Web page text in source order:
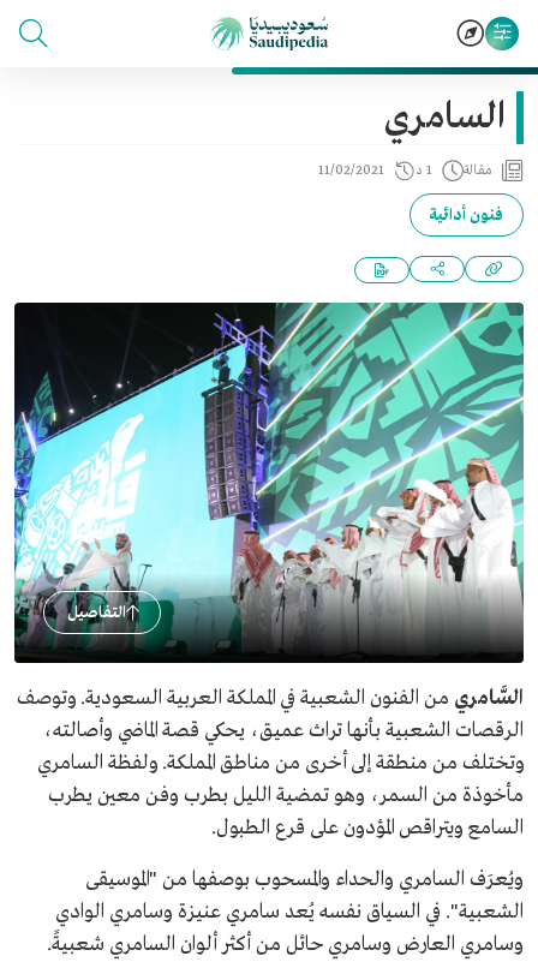
السامري
مقالة 1 د 11/02/2021
فنون أدائية
التفاصيل
السَّامري من الفنون الشعبية في المملكة العربية السعودية. وتوصف
الرقصات الشعبية بأنها تراث عميق، يحكي قصة الماضي وأصالته،
وتختلف من منطقة إلى أخرى من مناطق المملكة. ولفظة السامري
مأخوذة من السمر، وهو تمضية الليل بطرب وفن معين يطرب
السامع ويتراقص المؤدون على قرع الطبول.
ويُعرَف السامري والحداء والمسحوب بوصفها من "الموسيقى
الشعبية". في السياق نفسه يُعد سامري عنيزة وسامري الوادي
وسامري العارض وسامري حائل من أكثر ألوان السامري شعبيةً.